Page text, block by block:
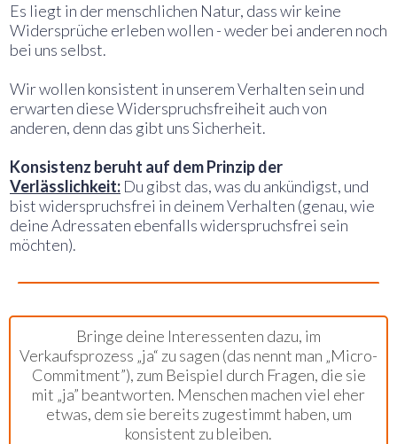
Es liegt in der menschlichen Natur, dass wir keine
Widersprüche erleben wollen - weder bei anderen noch
bei uns selbst.
Wir wollen konsistent in unserem Verhalten sein und
erwarten diese Widerspruchsfreiheit auch von
anderen, denn das gibt uns Sicherheit.
Konsistenz beruht auf dem Prinzip der
Verlässlichkeit: Du gibst das, was du ankündigst, und
bist widerspruchsfrei in deinem Verhalten (genau, wie
deine Adressaten ebenfalls widerspruchsfrei sein
möchten).
Bringe deine Interessenten dazu, im
Verkaufsprozess „ja“ zu sagen (das nennt man „Micro-
Commitment”), zum Beispiel durch Fragen, die sie
mit „ja” beantworten. Menschen machen viel eher
etwas, dem sie bereits zugestimmt haben, um
konsistent zu bleiben.